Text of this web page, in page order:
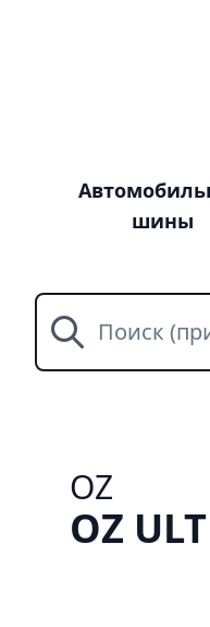
шины
Поиск
OZ
OZ